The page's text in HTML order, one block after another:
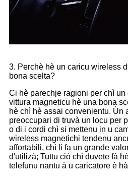
3. Perchè hè un caricu wireless
bona scelta?
Ci hè parechje ragioni per chì
vittura magneticu hè una bona
hè chì hè assai convenientu. Ùn
preoccupari di truvà un locu per
o di i cordi chì si mettenu in u
wireless magnetichi tendenu
affortabili, chì li fa un grande
d'utilizà; Tuttu ciò chì duvete fà
telefunu nantu à u caricatore è